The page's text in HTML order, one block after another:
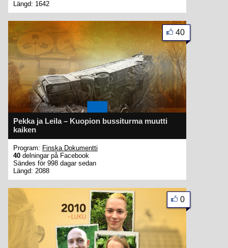
Längd: 1642
Pekka ja Leila – Kuopion bussiturma muutti
kaiken
40
Program: Finska Dokumentti
40 delningar på Facebook
Sändes för 998 dagar sedan
Längd: 2088
0